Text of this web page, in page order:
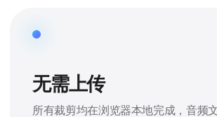
无需上传
所有裁剪均在浏览器本地完成，音频